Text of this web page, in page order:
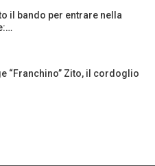
il bando per entrare nella
“Franchino” Zito, il cordoglio